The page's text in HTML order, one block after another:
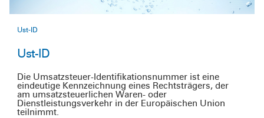
Ust-ID
Ust-ID
Die Umsatzsteuer-Identifikationsnummer ist eine
eindeutige Kennzeichnung eines Rechtsträgers, der
am umsatzsteuerlichen Waren- oder
Dienstleistungsverkehr in der Europäischen Union
teilnimmt.